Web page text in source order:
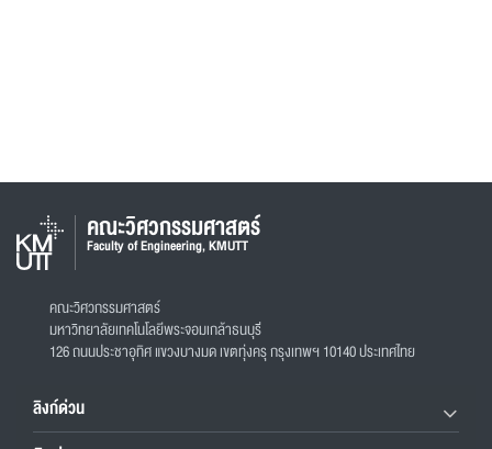
คณะวิศวกรรมศาสตร์
Faculty of Engineering, KMUTT
คณะวิศวกรรมศาสตร์
มหาวิทยาลัยเทคโนโลยีพระจอมเกล้าธนบุรี
126 ถนนประชาอุทิศ แขวงบางมด เขตทุ่งครุ กรุงเทพฯ 10140 ประเทศไทย
ลิงก์ด่วน